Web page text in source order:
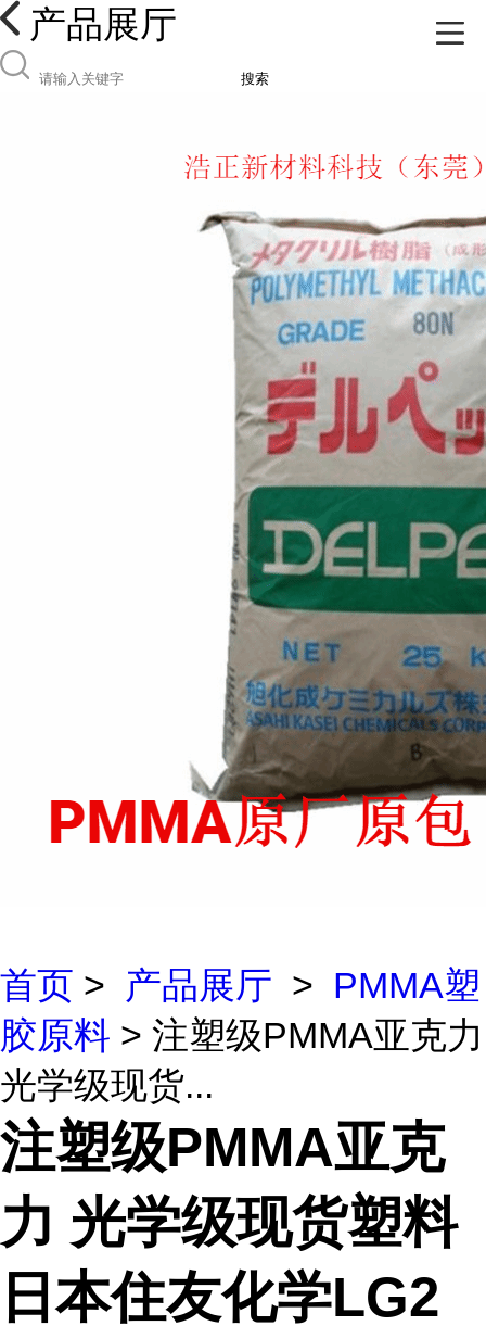
产品展厅
搜索
首页 > 产品展厅 > PMMA塑
胶原料 > 注塑级PMMA亚克力
光学级现货...
注塑级PMMA亚克
力 光学级现货塑料
日本住友化学LG2